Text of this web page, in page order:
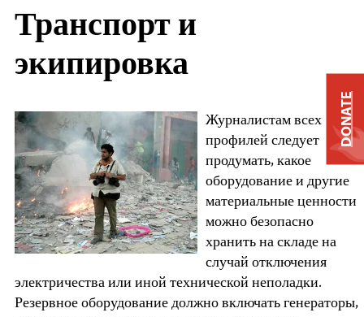
Транспорт и
экипировка
Журналистам всех
профилей следует
продумать, какое
оборудование и другие
материальные ценности
можно безопасно
хранить на складе на
случай отключения
электричества или иной технической неполадки.
Резервное оборудование должно включать генераторы,
DONATE